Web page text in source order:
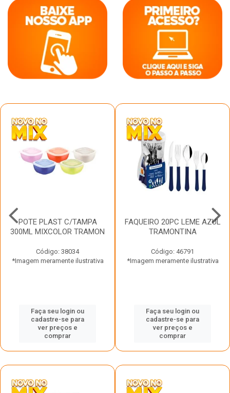
POTE PLAST C/TAMPA
300ML MIXCOLOR TRAMON
Código: 38034
*Imagem meramente ilustrativa
Faça seu login ou
cadastre-se para
ver preços e
comprar
FAQUEIRO 20PC LEME AZUL
TRAMONTINA
Código: 46791
*Imagem meramente ilustrativa
Faça seu login ou
cadastre-se para
ver preços e
comprar